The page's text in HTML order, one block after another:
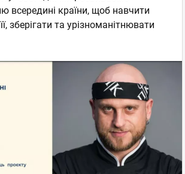
всередині країни, щоб навчити
зберігати та урізноманітнювати